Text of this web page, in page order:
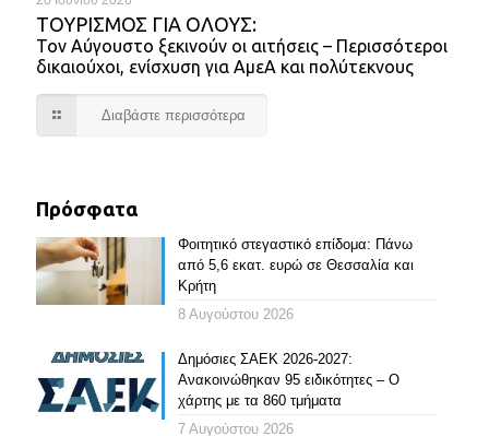
ΤΟΥΡΙΣΜΌΣ ΓΙΑ ΌΛΟΥΣ:
Τον Αύγουστο ξεκινούν οι αιτήσεις – Περισσότεροι
δικαιούχοι, ενίσχυση για ΑμεΑ και πολύτεκνους
Διαβάστε περισσότερα
Πρόσφατα
Φοιτητικό στεγαστικό επίδομα: Πάνω
από 5,6 εκατ. ευρώ σε Θεσσαλία και
Κρήτη
8 Αυγούστου 2026
Δημόσιες ΣΑΕΚ 2026-2027:
Ανακοινώθηκαν 95 ειδικότητες – Ο
χάρτης με τα 860 τμήματα
7 Αυγούστου 2026